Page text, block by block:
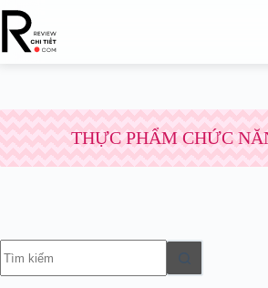
Chuyển
phần
nội
THỰC PHẨM CHỨC
có
kết